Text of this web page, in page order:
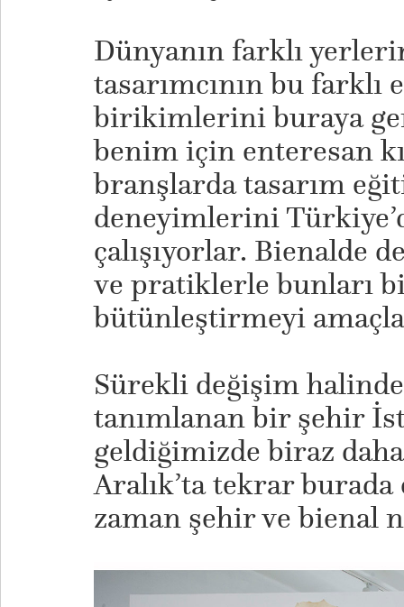
Dünyanın farklı
tasarımcının bu
birikimlerini buraya
benim için enteresan
branşlarda tasarım
deneyimlerini
çalışıyorlar. Bienalde
ve pratiklerle bunları
bütünleştirmeyi
Sürekli değişim
tanımlanan bir şehir
geldiğimizde biraz
Aralık’ta tekrar burada
zaman şehir ve bienal